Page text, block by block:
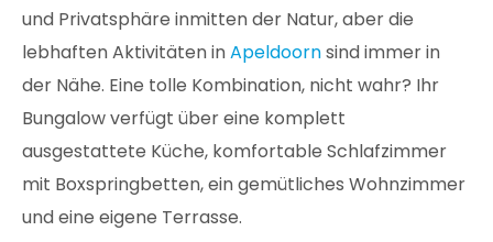
und Privatsphäre inmitten der Natur, aber die
lebhaften Aktivitäten inApeldoornsind immer in
der Nähe. Eine tolle Kombination, nicht wahr? Ihr
Bungalow verfügt über eine komplett
ausgestattete Küche, komfortable Schlafzimmer
mit Boxspringbetten, ein gemütliches Wohnzimmer
und eine eigene Terrasse.